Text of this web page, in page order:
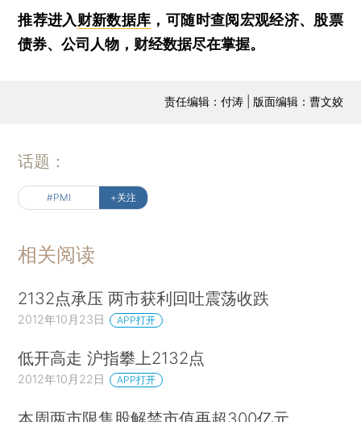
推荐进入财新数据库 ，可随时查阅宏观经济、股票
债券、公司人物，财经数据尽在掌握。
责任编辑：付涛 | 版面编辑：曹文姣
话题：
#PMI +关注
相关阅读
2132点承压 两市获利回吐震荡收跌
2012年10月23日 APP打开
低开高走 沪指攀上2132点
2012年10月22日 APP打开